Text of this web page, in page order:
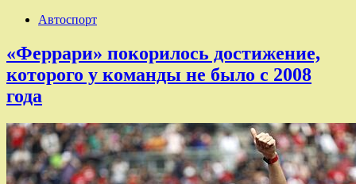
Автоспорт
«Феррари» покорилось достижение,
которого у команды не было с 2008
года